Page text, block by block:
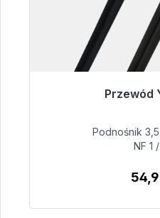
Przewód
Gotowy do
Podnośnik
NF 1